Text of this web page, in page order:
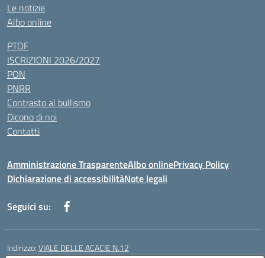
Le notizie
Albo online
PTOF
ISCRIZIONI 2026/2027
PON
PNRR
Contrasto al bullismo
Dicono di noi
Contatti
Amministrazione TrasparenteAlbo onlinePrivacy Policy
Dichiarazione di accessibilitàNote legali
Seguici su:
Indirizzo:VIALE DELLE ACACIE N.12